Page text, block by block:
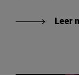
Leer